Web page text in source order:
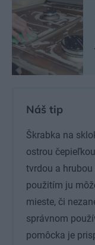
Náš tip
Škrabka na
ostrou
tvrdou a
použitím ju
mieste, či
správnom
pomôcka je